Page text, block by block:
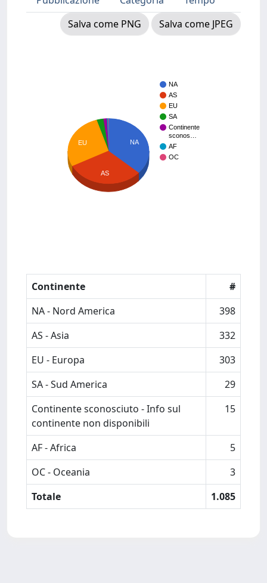
Salva come PNG
Salva come JPEG
NA
AS
EU
SA
Continente
sconos…
AF
OC
NA
EU
AS
Continente
#
NA - Nord America
398
AS - Asia
332
EU - Europa
303
SA - Sud America
29
Continente sconosciuto - Info sul
continente non disponibili
15
AF - Africa
5
OC - Oceania
3
Totale
1.085